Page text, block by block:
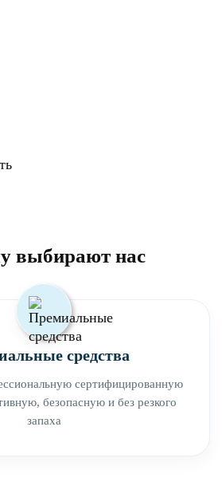
выбирают нас
средства
сертифицированную
безопасную и без резкого
запаха